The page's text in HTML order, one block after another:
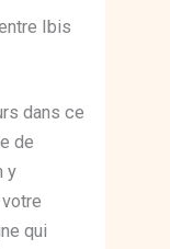
Ibis
dans ce
de
y
qui